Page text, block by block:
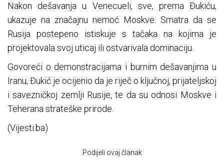
Nakon dešavanja u Venecueli, sve, prema Đukiću,
ukazuje na značajnu nemoć Moskve. Smatra da se
Rusija postepeno istiskuje s tačaka na kojima je
projektovala svoj uticaj ili ostvarivala dominaciju.
Govoreći o demonstracijama i burnim dešavanjima u
Iranu, Đukić je ocijenio da je riječ o ključnoj, prijateljskoj
i savezničkoj zemlji Rusije, te da su odnosi Moskve i
Teherana strateške prirode.
(Vijesti.ba)
Podijeli ovaj članak